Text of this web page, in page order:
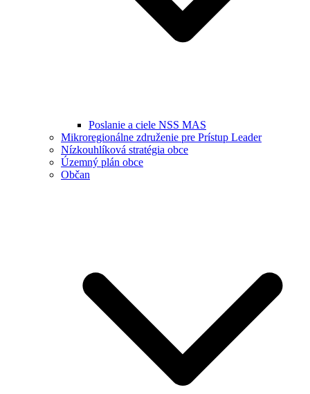
Poslanie a ciele NSS MAS
Mikroregionálne združenie pre Prístup Leader
Nízkouhlíková stratégia obce
Územný plán obce
Občan